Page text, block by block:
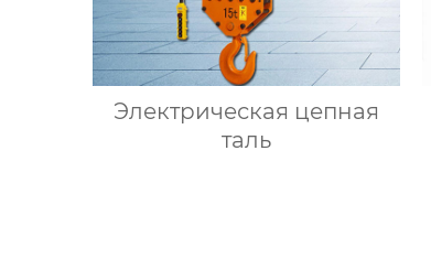
Электрическая цепная
таль